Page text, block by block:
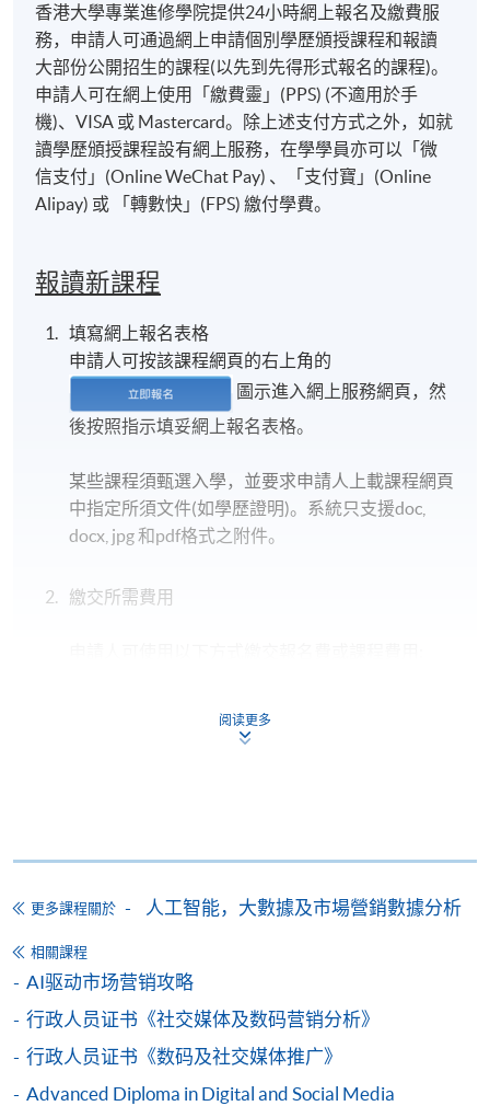
香港大學專業進修學院提供24小時網上報名及繳費服
務，申請人可通過網上申請個別學歷頒授課程和報讀
大部份公開招生的課程(以先到先得形式報名的課程)。
申請人可在網上使用「繳費靈」(PPS) (不適用於手
機)、VISA 或 Mastercard。除上述支付方式之外，如就
讀學歷頒授課程設有網上服務，在學學員亦可以「微
信支付」(Online WeChat Pay) 、「支付寶」(Online
Alipay) 或 「轉數快」(FPS) 繳付學費。
報讀新課程
填寫網上報名表格
申請人可按該課程網頁的右上角的
圖示進入網上服務網頁，然
後按照指示填妥網上報名表格。
某些課程須甄選入學，並要求申請人上載課程網頁
中指定所須文件(如學歷證明)。系統只支援doc,
docx, jpg 和pdf格式之附件。
繳交所需費用
定繳費靈網上密碼。有關如何申請繳費靈戶口及密
月免息分期付款優惠，必須親臨本學院設有報名服務的教
學中心作付款安排。
如欲了解如何於網上報讀新課程及繳費，請瀏覽網上
申請/報讀指南 :
阅读更多
更多課程關於 人工智能，大數據及市場營銷數據分析
相關課程
AI驱动市场营销攻略
行政人员证书《社交媒体及数码营销分析》
行政人员证书《数码及社交媒体推广》
Advanced Diploma in Digital and Social Media